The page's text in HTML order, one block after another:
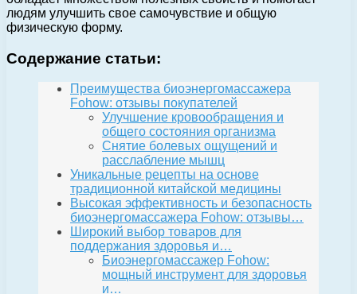
людям улучшить свое самочувствие и общую
физическую форму.
Содержание статьи:
Преимущества биоэнергомассажера
Fohow: отзывы покупателей
Улучшение кровообращения и
общего состояния организма
Снятие болевых ощущений и
расслабление мышц
Уникальные рецепты на основе
традиционной китайской медицины
Высокая эффективность и безопасность
биоэнергомассажера Fohow: отзывы…
Широкий выбор товаров для
поддержания здоровья и…
Биоэнергомассажер Fohow:
мощный инструмент для здоровья
и…